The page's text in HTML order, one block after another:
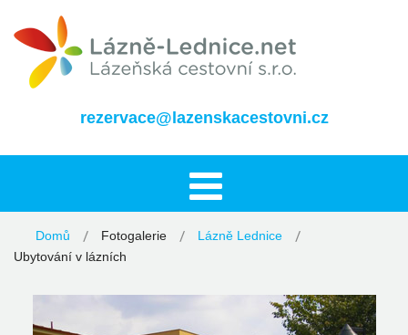
rezervace@lazenskacestovni.cz
Domů Fotogalerie
Lázně Lednice
Ubytování v lázních